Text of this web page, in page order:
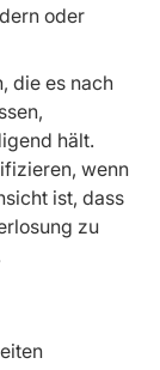
oder
die es nach
hält.
wenn
ist, dass
zu